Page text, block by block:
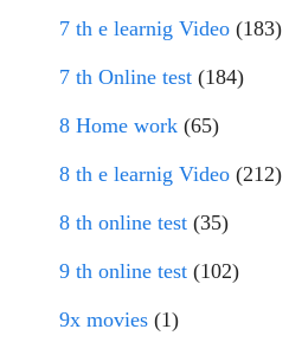
7 th e learnig Video (183)
7 th Online test (184)
8 Home work (65)
8 th e learnig Video (212)
8 th online test (35)
9 th online test (102)
9x movies (1)